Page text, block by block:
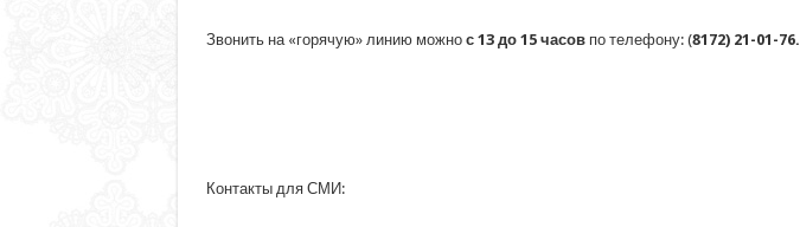
Звонить на «горячую» линию можно с 13 до 15 часовпо телефону: (8172) 21-01-76.
Контакты для СМИ: